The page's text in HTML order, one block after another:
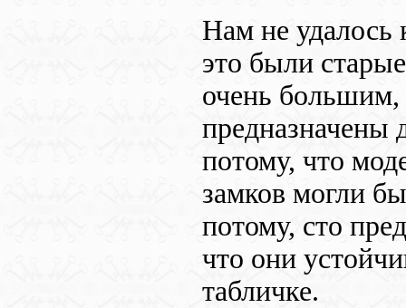
Нам не удалось
это были
очень
предназначены
потому, что
замков могли
потому, сто
что они
табличке.